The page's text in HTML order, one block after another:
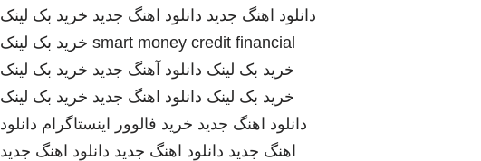
دانلود اهنگ جدید دانلود اهنگ جدید خرید بک لینک
smart money credit financial خرید بک لینک
خرید بک لینک دانلود آهنگ جدید خرید بک لینک
خرید بک لینک دانلود اهنگ جدید خرید بک لینک
دانلود اهنگ جدید خرید فالوور اینستاگرام دانلود
اهنگ جدید دانلود اهنگ جدید دانلود اهنگ جدید